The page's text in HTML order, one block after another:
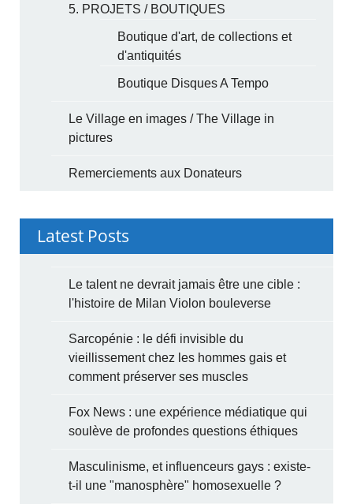
5. PROJETS / BOUTIQUES
Boutique d'art, de collections et
d'antiquités
Boutique Disques A Tempo
Le Village en images / The Village in
pictures
Remerciements aux Donateurs
Latest Posts
Le talent ne devrait jamais être une cible :
l'histoire de Milan Violon bouleverse
Sarcopénie : le défi invisible du
vieillissement chez les hommes gais et
comment préserver ses muscles
Fox News : une expérience médiatique qui
soulève de profondes questions éthiques
Masculinisme, et influenceurs gays : existe-
t-il une "manosphère" homosexuelle ?